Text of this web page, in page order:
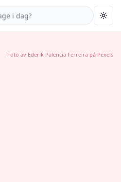
Foto av Ederik Palencia Ferreira på Pexels